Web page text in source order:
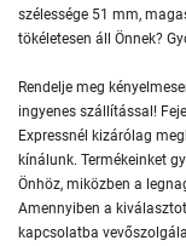
szélessége 51 mm,
tökéletesen áll Önnek?
Rendelje meg
ingyenes szállítással!
Expressnél kizárólag
kínálunk. Termékeinket
Önhöz, miközben a
Amennyiben a
kapcsolatba